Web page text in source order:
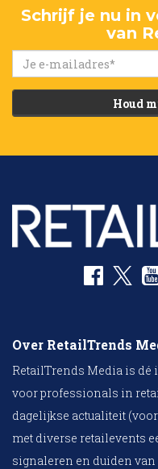
Schrijf je nu in
van
Houd
Over RetailTrends
RetailTrends Media is
voor professionals in
dagelijkse actualiteit
met diverse retailevents
signaleren en duiden